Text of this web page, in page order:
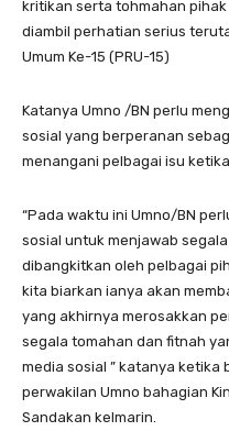
kritikan serta tohmahan
diambil perhatian serius
Umum Ke-15 (PRU-15)
Katanya Umno /BN perlu
sosial yang berperanan
menangani pelbagai isu ketika
“Pada waktu ini Umno/BN
sosial untuk menjawab
dibangkitkan oleh pelbagai
kita biarkan ianya akan
yang akhirnya merosakkan
segala tomahan dan fitnah
media sosial ” katanya
perwakilan Umno bahagian
Sandakan kelmarin.